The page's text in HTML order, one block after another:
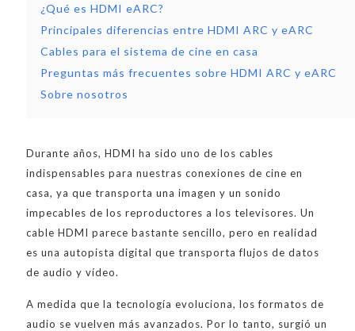
¿Qué es HDMI eARC?
Principales diferencias entre HDMI ARC y eARC
Cables para el sistema de cine en casa
Preguntas más frecuentes sobre HDMI ARC y eARC
Sobre nosotros
Durante años, HDMI ha sido uno de los cables
indispensables para nuestras conexiones de cine en
casa, ya que transporta una imagen y un sonido
impecables de los reproductores a los televisores. Un
cable HDMI parece bastante sencillo, pero en realidad
es una autopista digital que transporta flujos de datos
de audio y vídeo.
A medida que la tecnología evoluciona, los formatos de
audio se vuelven más avanzados. Por lo tanto, surgió un